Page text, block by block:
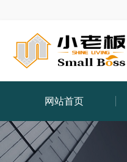
网站首页